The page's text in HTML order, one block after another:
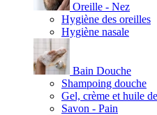
Oreille - Nez
Hygiène des oreilles
Hygiène nasale
Bain Douche
Shampoing douche
Gel, crème et huile
Savon - Pain